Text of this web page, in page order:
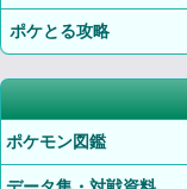
ポケとる攻略
ポケモン図鑑